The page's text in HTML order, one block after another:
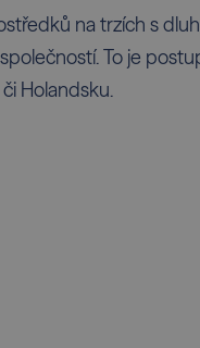
na trzích s
To je
Holandsku.